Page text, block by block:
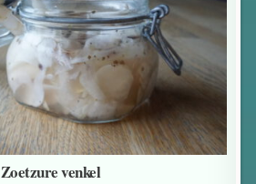
Zoetzure venkel